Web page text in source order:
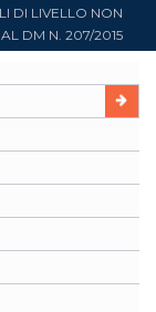
DI LIVELLO NON
DM N. 207/2015